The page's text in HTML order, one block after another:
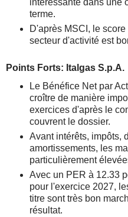
intéressante dans une
terme.
D'après MSCI, le
secteur d'activité est
Points Forts: Italgas S.p.A.
Le Bénéfice Net par
croître de manière
exercices d'après le
couvrent le dossier.
Avant intérêts, impôts,
amortissements, les
particulièrement
Avec un PER à 12.33
pour l'exercice 2027,
titre sont très bon
résultat.